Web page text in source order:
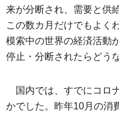
来が分断され、需要と供
この数カ月だけでもよく
模索中の世界の経済活動
停止・分断されたらどう
国内では、すでにコロ
かでした。昨年10月の消